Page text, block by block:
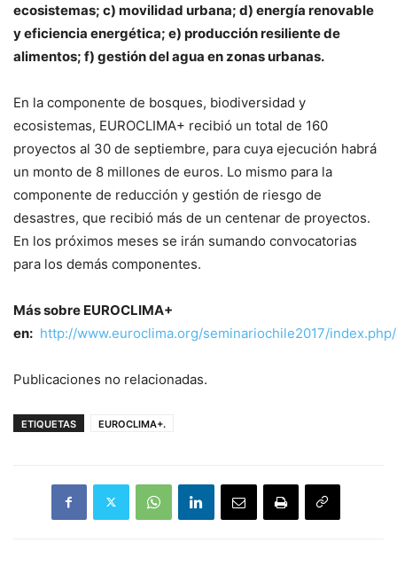
ecosistemas; c) movilidad urbana; d) energía renovable
y eficiencia energética; e) producción resiliente de
alimentos; f) gestión del agua en zonas urbanas.
En la componente de bosques, biodiversidad y
ecosistemas, EUROCLIMA+ recibió un total de 160
proyectos al 30 de septiembre, para cuya ejecución habrá
un monto de 8 millones de euros. Lo mismo para la
componente de reducción y gestión de riesgo de
desastres, que recibió más de un centenar de proyectos.
En los próximos meses se irán sumando convocatorias
para los demás componentes.
Más sobre EUROCLIMA+
en: http://www.euroclima.org/seminariochile2017/
Publicaciones no relacionadas.
ETIQUETAS EUROCLIMA+.